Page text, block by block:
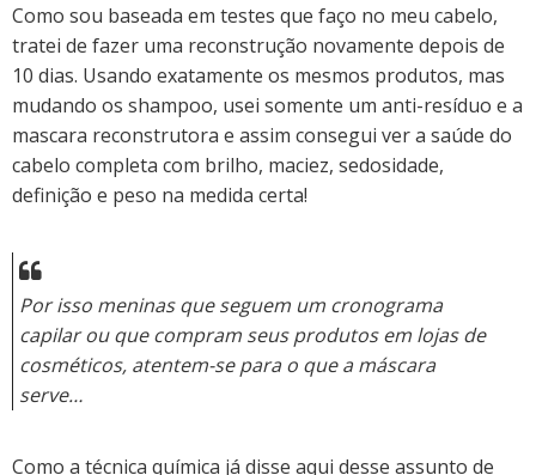
Como sou baseada em testes que faço no meu cabelo,
tratei de fazer uma reconstrução novamente depois de
10 dias. Usando exatamente os mesmos produtos, mas
mudando os shampoo, usei somente um anti-resíduo e a
mascara reconstrutora e assim consegui ver a saúde do
cabelo completa com brilho, maciez, sedosidade,
definição e peso na medida certa!
Por isso meninas que seguem um cronograma
capilar ou que compram seus produtos em lojas de
cosméticos, atentem-se para o que a máscara
serve…
Como a técnica química já disse aqui desse assunto de